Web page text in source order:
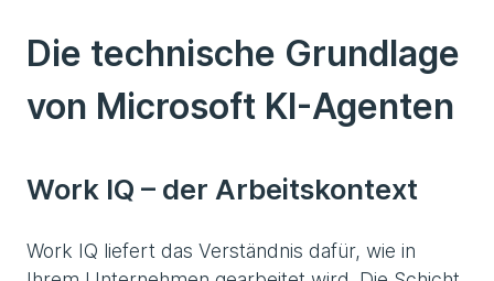
Die technische Grundlage
von Microsoft KI-Agenten
Work IQ – der Arbeitskontext
Work IQ liefert das Verständnis dafür, wie in